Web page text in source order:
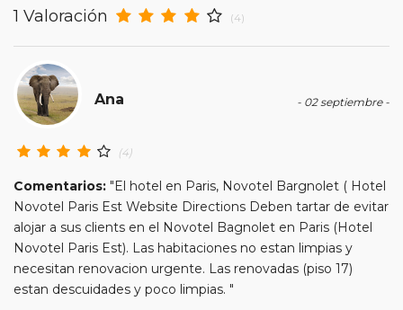
En muchos itinerarios le incluimos algunas cenas. En
mientras que en viajes regionales y otros viajes
incluimos muchas de las entradas. En todos los
circuitos incluimos visitas con guías locales en las
actividades y otros medios de transporte (funiculares,
tren, barcos, etc.). Verifíquelo en cada itinerario.
Este viaje admite la posibilidad de realizar
Paradas en
Ruta
Este viaje admite la posibilidad de realizar
Sectores a
Medida
Este viaje ofrece un descuento del 5% para aquellos
pasajeros pertenecientes al
Pasajero Club
1 Valoración (4)
- 02 septiembre -
Ana
(4)
Comentarios: "El hotel en Paris, Novotel Bargnolet ( Hotel
Novotel Paris Est Website Directions Deben tartar de evitar
alojar a sus clients en el Novotel Bagnolet en Paris (Hotel
Novotel Paris Est). Las habitaciones no estan limpias y
necesitan renovacion urgente. Las renovadas (piso 17)
estan descuidades y poco limpias. "